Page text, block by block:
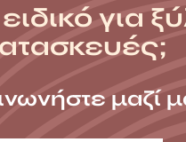
για
μαζί